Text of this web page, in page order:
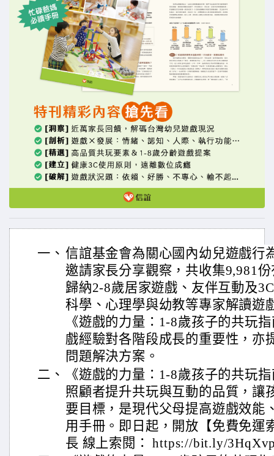
一、 信誼基金會為關心國內幼兒遊戲行
邀請家長分享觀察，共收集9,981
歸納2-8歲居家遊戲、友伴互動及
科學、心理學與幼教等專家解讀遊
《遊戲的力量：1-8歲孩子的共玩
戲經驗對各階段成長的重要性，亦
問題解決方案。
二、
《遊戲的力量：1-8歲孩子的共玩
照顧者提升共玩與互動的品質，讓
要目標，是現代父母提高遊戲效能
用手冊。即日起，開放【免費免運
長 線上索閱： https://bit.ly/